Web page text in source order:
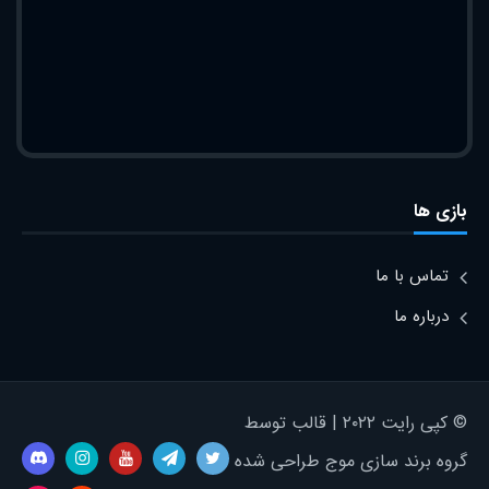
بازی ها
تماس با ما
درباره ما
© کپی رایت ۲۰۲۲ | قالب توسط
گروه برند سازی موج طراحی شده